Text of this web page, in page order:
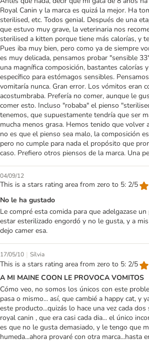
Royal Canin y la marca es quizá la mejor. Ha
sterilised, etc. Todos genial. Después de una
que estuvo muy grave, la veterinaria nos
sterilised a kitten porque tiene más calorías, y
Pues iba muy bien, pero como ya de siempre
es muy delicada, pensamos probar "sensible
una magnífica composición, bastantes calorías
específico para estómagos sensibles.
vomitaría nunca. Gran error. Los vómitos eran
acostumbraba. Prefería no comer, aunque le
comer esto. Incluso "robaba" el pienso
tenemos, que supuestamente tendría que ser
mucha menos grasa. Hemos tenido que volver
no es que el pienso sea malo, la composición
pero no cumple para nada el propósito que
caso. Prefiero otros piensos de la marca. Una
04/09/12
This is a stars rating area from zero to 5: 2/5
No le ha gustado
Le compré esta comida para que adelgazase
estar esterilizado engordó y no le gusta, y a
dejo camer esa.
17/05/10 | Sílvia
This is a stars rating area from zero to 5: 2/5
A MI MAINE COON LE PROVOCA VOMITOS
Cómo veo, no somos los únicos con este
pasa o mismo... así, que cambié a happy cat, y
este producto...quizás lo hace una vez cada
royal canin , que era casi cada dia... el único
es que no le gusta demasiado, y le tengo que
humeda...ahora provaré con otra marca...hasta